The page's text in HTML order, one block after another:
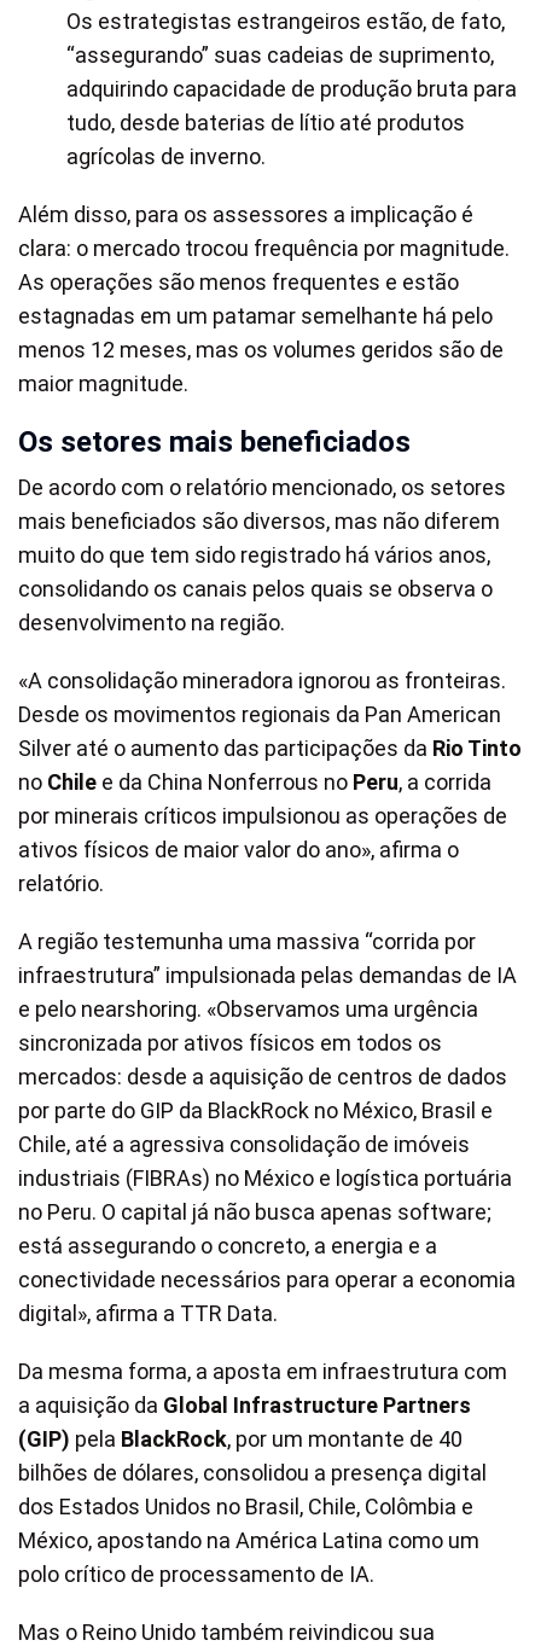
Os estrategistas estrangeiros estão, de fato,
“assegurando” suas cadeias de suprimento,
adquirindo capacidade de produção bruta para
tudo, desde baterias de lítio até produtos
agrícolas de inverno.
Além disso, para os assessores a implicação é
clara: o mercado trocou frequência por magnitude.
As operações são menos frequentes e estão
estagnadas em um patamar semelhante há pelo
menos 12 meses, mas os volumes geridos são de
maior magnitude.
Os setores mais beneficiados
De acordo com o relatório mencionado, os setores
mais beneficiados são diversos, mas não diferem
muito do que tem sido registrado há vários anos,
consolidando os canais pelos quais se observa o
desenvolvimento na região.
«A consolidação mineradora ignorou as fronteiras.
Desde os movimentos regionais da Pan American
Silver até o aumento das participações da Rio Tinto
no Chile e da China Nonferrous no Peru, a corrida
por minerais críticos impulsionou as operações de
ativos físicos de maior valor do ano», afirma o
relatório.
A região testemunha uma massiva “corrida por
infraestrutura” impulsionada pelas demandas de IA
e pelo nearshoring. «Observamos uma urgência
sincronizada por ativos físicos em todos os
mercados: desde a aquisição de centros de dados
por parte do GIP da BlackRock no México, Brasil e
Chile, até a agressiva consolidação de imóveis
industriais (FIBRAs) no México e logística portuária
no Peru. O capital já não busca apenas software;
está assegurando o concreto, a energia e a
conectividade necessários para operar a economia
digital», afirma a TTR Data.
Da mesma forma, a aposta em infraestrutura com
a aquisição da Global Infrastructure Partners
(GIP) pela BlackRock, por um montante de 40
bilhões de dólares, consolidou a presença digital
dos Estados Unidos no Brasil, Chile, Colômbia e
México, apostando na América Latina como um
polo crítico de processamento de IA.
Mas o Reino Unido também reivindicou sua